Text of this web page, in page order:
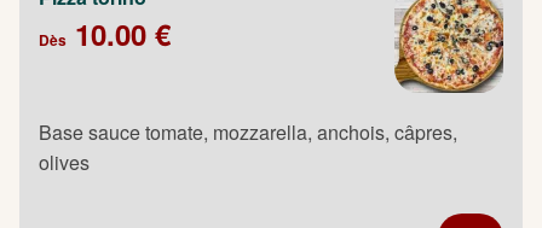
Dès 10.00 €
Base sauce tomate, mozzarella, anchois, câpres,
olives